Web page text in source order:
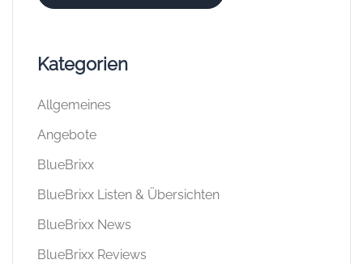
Kategorien
Allgemeines
Angebote
BlueBrixx
BlueBrixx Listen & Übersichten
BlueBrixx News
BlueBrixx Reviews